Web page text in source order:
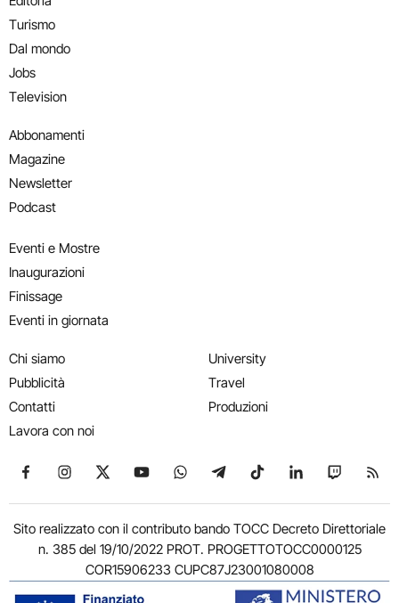
Turismo
Dal mondo
Jobs
Television
Abbonamenti
Magazine
Newsletter
Podcast
Eventi e Mostre
Inaugurazioni
Finissage
Eventi in giornata
Chi siamo
Pubblicità
Contatti
Lavora con noi
University
Travel
Produzioni
Seguici su Facebook
Seguici su Instagram
Seguici su X
Seguici su YouTube
Seguici su WhatsApp
Seguici su Telegram
Seguici su TikTok
Seguici su
Seguici
Sito realizzato con il contributo bando TOCC Decreto Direttoriale
n. 385 del 19/10/2022 PROT. PROGETTOTOCC0000125
COR15906233 CUPC87J23001080008